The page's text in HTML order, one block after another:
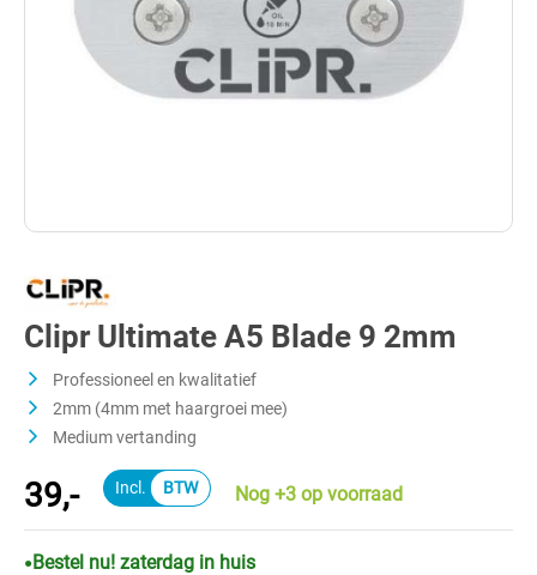
Clipr Ultimate A5 Blade 9 2mm
Professioneel en kwalitatief
2mm (4mm met haargroei mee)
Medium vertanding
39,- Nog +3 op voorraad
Bestel nu! zaterdag in huis